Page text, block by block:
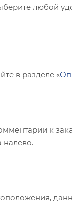
любой
в разделе «
к
налево.